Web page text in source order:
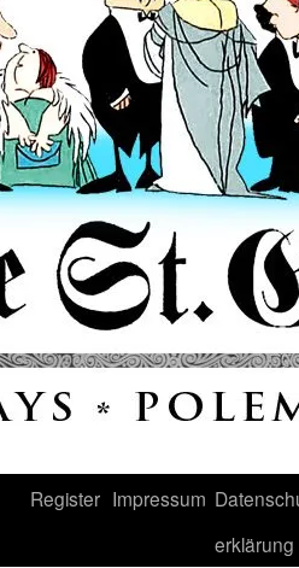
Register Impressum
erklärung